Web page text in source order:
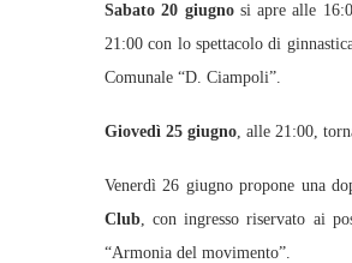
Sabato 20 giugnosi apre alle
21:00 con lo spettacolo di
Comunale “D. Ciampoli”.
Giovedì 25 giugno, alle 21:00,
Venerdì 26 giugno propone una
Club, con ingresso riservato ai
“Armonia del movimento”.